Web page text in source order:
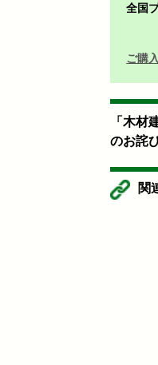
全国
ご購
「木材
のお詫
関